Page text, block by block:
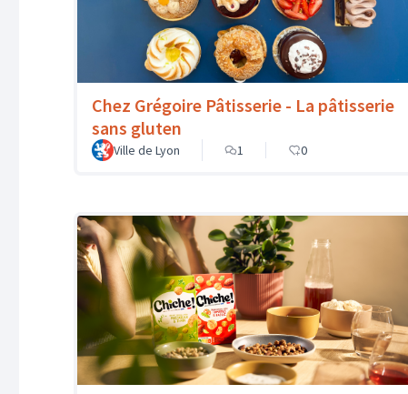
Chez Grégoire Pâtisserie - La pâtisserie
sans gluten
Ville de Lyon 1 0